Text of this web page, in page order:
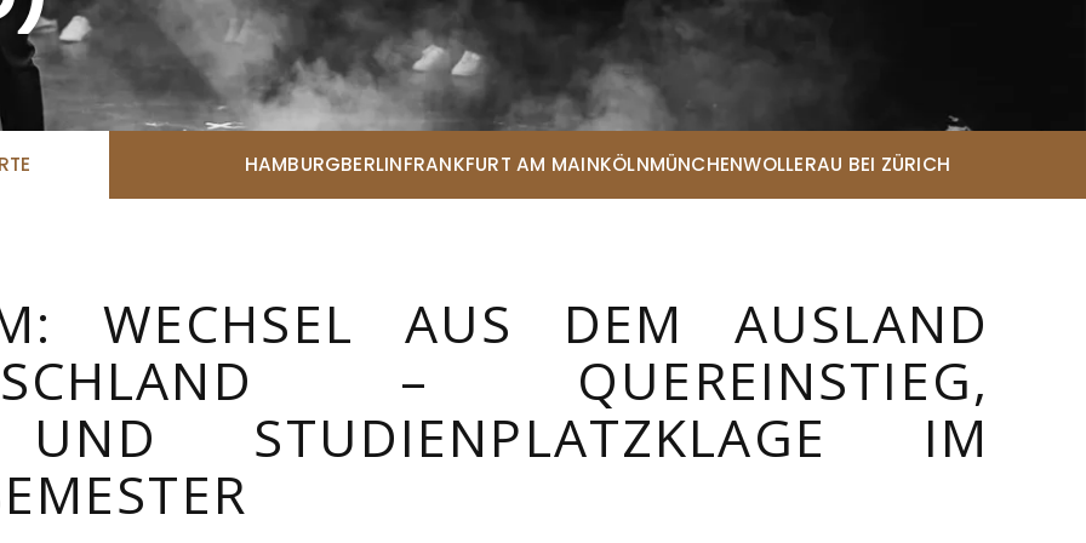
MIT
ZUM RICHTERAMT)
/
/
Mitarbeiter / Diplom
Manuela Lehmann
External Office Consulting
Jennifer Holtz
Office
Bruno Kanzler
Office
Neda Zenge
Robin Blanck
HAMBURGBERLINFRANKFURT AM MAINKÖLNMÜNCHENWOLLERAU BEI ZÜRICH
WECHSEL AUS DEM AUSLAND
– QUEREINSTIEG,
UND STUDIENPLATZKLAGE IM